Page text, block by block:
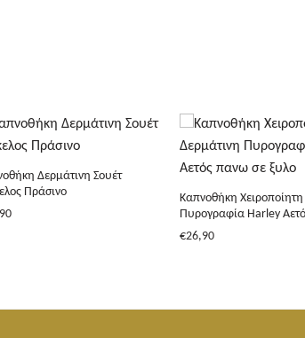
Δερμάτινη Σουέτ
Πράσινο
+
Καπνοθήκη Χειροποίητη
Πυρογραφία Harley
€26,90